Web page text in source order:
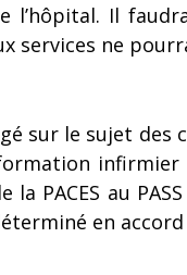
l’hôpital. Il
services ne
sur le sujet des
infirmier
PACES au
en accord